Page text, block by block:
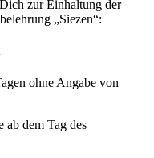
zur Einhaltung der
„Siezen“:
ohne Angabe von
ab dem Tag des